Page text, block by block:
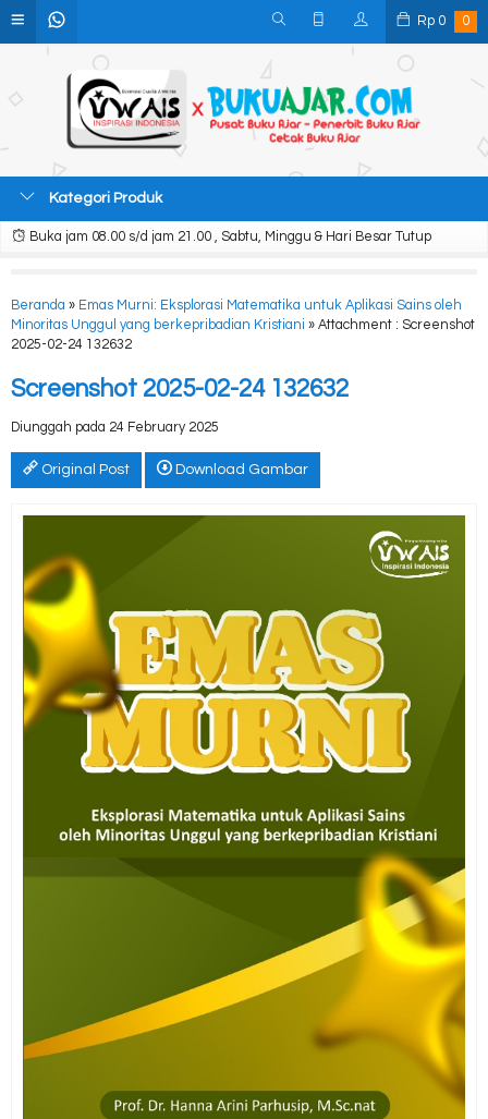
Rp 0 0
Kategori Produk
Buka jam 08.00 s/d jam 21.00 , Sabtu, Minggu & Hari Besar Tutup
Beranda » Emas Murni: Eksplorasi Matematika untuk Aplikasi Sains oleh
Minoritas Unggul yang berkepribadian Kristiani » Attachment : Screenshot
2025-02-24 132632
Screenshot 2025-02-24 132632
Diunggah pada 24 February 2025
Original Post Download Gambar